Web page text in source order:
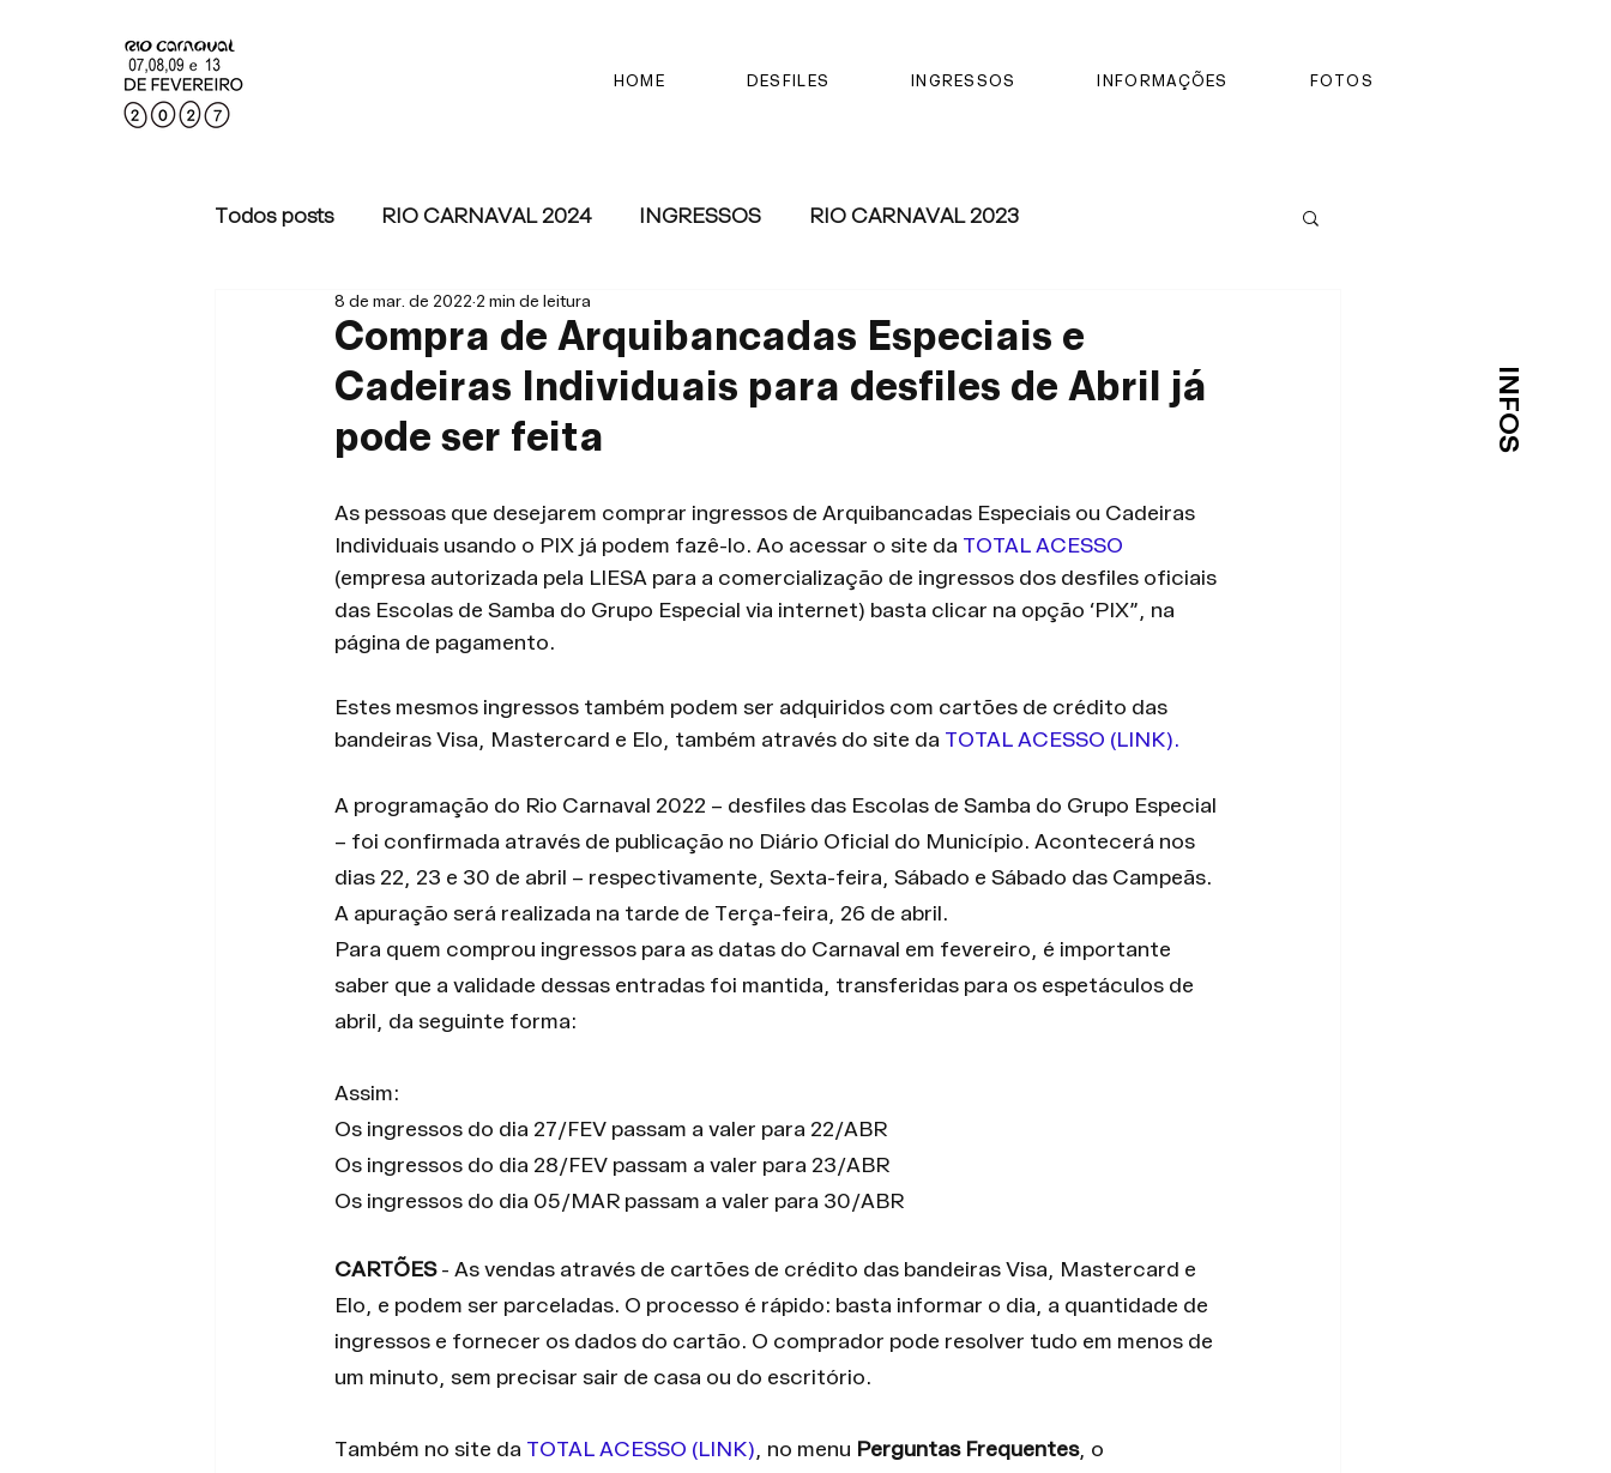
INFOS
HOME DESFILES INGRESSOS INFORMAÇÕES FOTOS
Todos posts RIO CARNAVAL 2024 INGRESSOS RIO CARNAVAL 2023
RIO CARNAVAL 2022
Compra de Arquibancadas Especiais e
Cadeiras Individuais para desfiles de Abril já
pode ser feita
8 de mar. de 2022 2 min de leitura
As pessoas que desejarem comprar ingressos de Arquibancadas Especiais ou Cadeiras
Individuais usando o PIX já podem fazê-lo. Ao acessar o site da TOTAL ACESSO
(empresa autorizada pela LIESA para a comercialização de ingressos dos desfiles oficiais
das Escolas de Samba do Grupo Especial via internet) basta clicar na opção ‘PIX”, na
página de pagamento.
Estes mesmos ingressos também podem ser adquiridos com cartões de crédito das
bandeiras Visa, Mastercard e Elo, também através do site da TOTAL ACESSO (LINK).
A programação do Rio Carnaval 2022 – desfiles das Escolas de Samba do Grupo Especial
– foi confirmada através de publicação no Diário Oficial do Município. Acontecerá nos
dias 22, 23 e 30 de abril – respectivamente, Sexta-feira, Sábado e Sábado das Campeãs.
A apuração será realizada na tarde de Terça-feira, 26 de abril.
Para quem comprou ingressos para as datas do Carnaval em fevereiro, é importante
saber que a validade dessas entradas foi mantida, transferidas para os espetáculos de
abril, da seguinte forma:
Assim:
Os ingressos do dia 27/FEV passam a valer para 22/ABR
Os ingressos do dia 28/FEV passam a valer para 23/ABR
Os ingressos do dia 05/MAR passam a valer para 30/ABR
CARTÕES - As vendas através de cartões de crédito das bandeiras Visa, Mastercard e
Elo, e podem ser parceladas. O processo é rápido: basta informar o dia, a quantidade de
ingressos e fornecer os dados do cartão. O comprador pode resolver tudo em menos de
um minuto, sem precisar sair de casa ou do escritório.
Também no site da TOTAL ACESSO (LINK), no menu Perguntas Frequentes, o